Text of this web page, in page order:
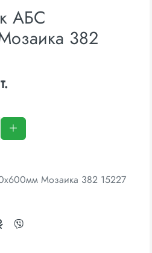
АБС
382
Мозаика 382 15227